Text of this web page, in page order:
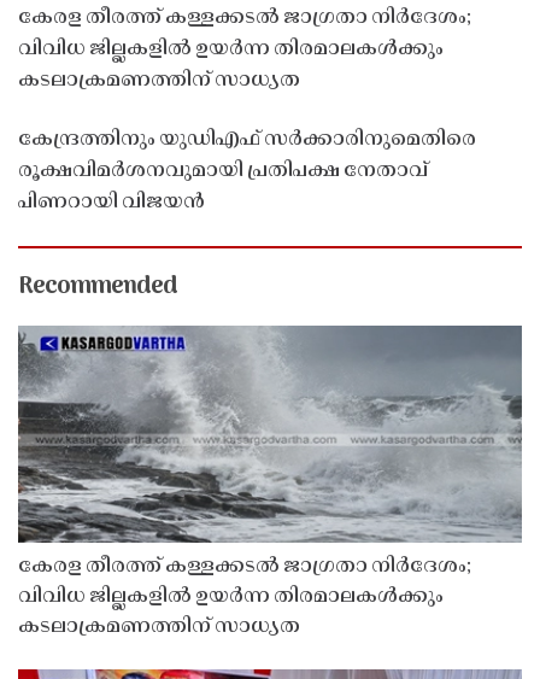
കേരള തീരത്ത് കള്ളക്കടൽ ജാഗ്രതാ നിർദേശം;
വിവിധ ജില്ലകളിൽ ഉയർന്ന തിരമാലകൾക്കും
കടലാക്രമണത്തിന് സാധ്യത
കേന്ദ്രത്തിനും യുഡിഎഫ് സർക്കാരിനുമെതിരെ
രൂക്ഷവിമർശനവുമായി പ്രതിപക്ഷ നേതാവ്
പിണറായി വിജയൻ
Recommended
കേരള തീരത്ത് കള്ളക്കടൽ ജാഗ്രതാ നിർദേശം;
വിവിധ ജില്ലകളിൽ ഉയർന്ന തിരമാലകൾക്കും
കടലാക്രമണത്തിന് സാധ്യത